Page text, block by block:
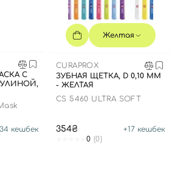
С
34 кешбек
Желтая
CURAPROX
ЗУБНАЯ ЩЕТКА, D 0,10 ММ
- ЖЕЛТАЯ
CS 5460 ULTRA SOFT
354₴ +17 кешбек
0 (0)